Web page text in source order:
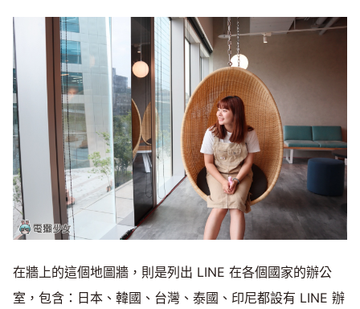
在牆上的這個地圖牆，則是列出 LINE 在各個國家的辦公
室，包含：日本、韓國、台灣、泰國、印尼都設有 LINE 辦